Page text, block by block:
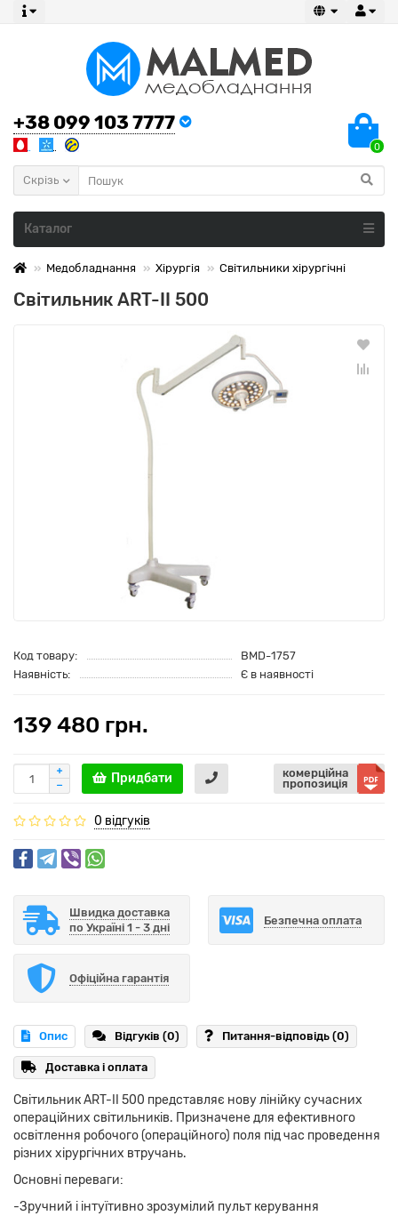
+38 099 103 7777
0
Скрізь
Каталог
Медобладнання Хірургія Світильники хірургічні
Світильник ART-II 500
Код товару:
BMD-1757
Наявність:
Є в наявності
139 480 грн.
Придбати
комерційна
пропозиція
0 відгуків
Швидка доставка
по Україні 1 - 3 дні
Безпечна оплата
Офіційна гарантія
Опис Відгуків (0) Питання-відповідь (0)
Доставка і оплата
Світильник ART-II 500 представляє нову лінійку сучасних
операційних світильників. Призначене для ефективного
освітлення робочого (операційного) поля під час проведення
різних хірургічних втручань.
Основні переваги:
-Зручний і інтуїтивно зрозумілий пульт керування